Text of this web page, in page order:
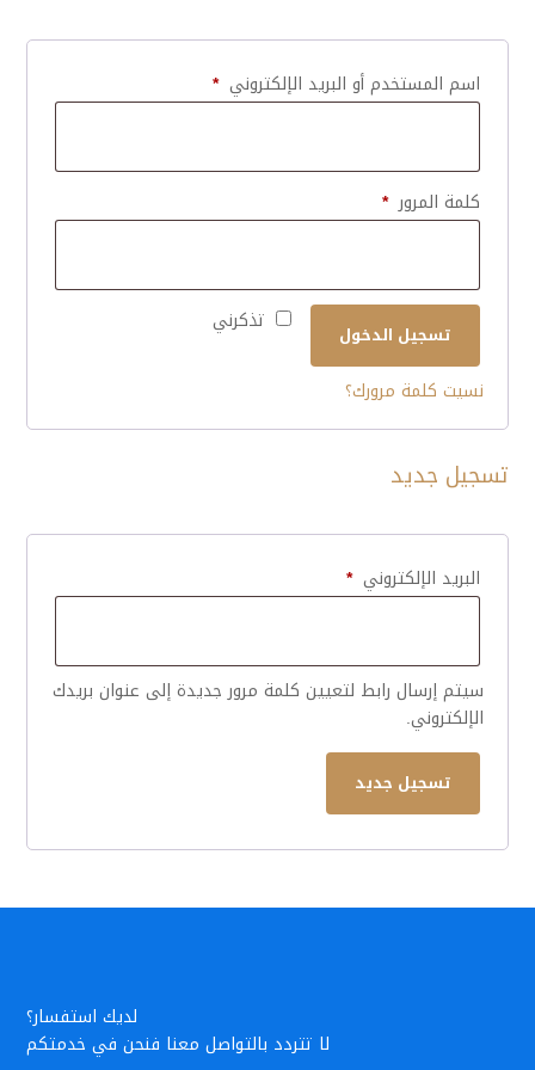
اسم المستخدم أو البريد الإلكتروني *مطلوبة
كلمة المرور *مطلوبة
تذكرني تسجيل الدخول
نسيت كلمة مرورك؟
تسجيل جديد
البريد الإلكتروني *مطلوبة
سيتم إرسال رابط لتعيين كلمة مرور جديدة إلى عنوان بريدك
الإلكتروني.
تسجيل جديد
لديك استفسار؟
لا تتردد بالتواصل معنا فنحن في خدمتكم